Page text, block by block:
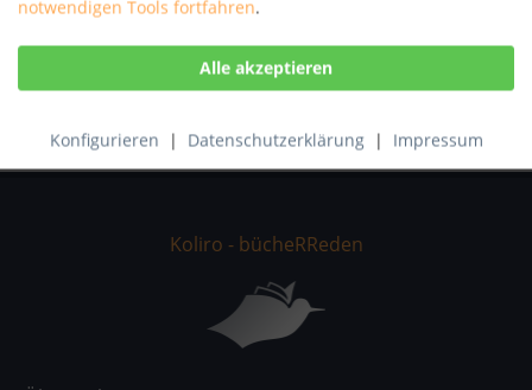
notwendigen Tools fortfahren.
Konfigurieren | Datenschutzerklärung | Impressum
Ausgerechnet an Hölzles erstem Urlaubstag im Harz wird
eine junge Frau enthauptet aufgefunden....mehr
Bewertungen lesen, schreiben und diskutieren...mehr
Koliro - bücheRReden